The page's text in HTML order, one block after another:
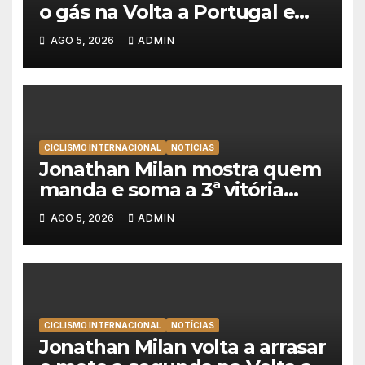
o gás na Volta a Portugal e
lidera dobradinha da UAE
Team Emirates em Lisboa
AGO 5, 2026 ADMIN
CICLISMO INTERNACIONAL NOTÍCIAS
Jonathan Milan mostra quem
manda e soma a 3ª vitória
consecutiva na Volta a
Polónia
AGO 5, 2026 ADMIN
CICLISMO INTERNACIONAL NOTÍCIAS
Jonathan Milan volta a arrasar